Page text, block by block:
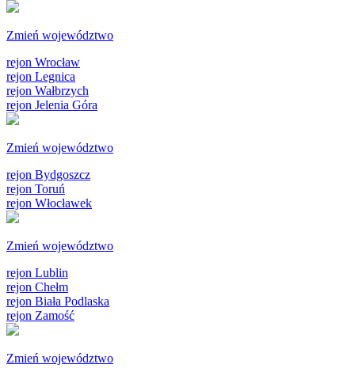
Zmień województwo
rejon Wrocław
rejon Legnica
rejon Wałbrzych
rejon Jelenia Góra
Zmień województwo
rejon Bydgoszcz
rejon Toruń
rejon Włocławek
Zmień województwo
rejon Lublin
rejon Chełm
rejon Biała Podlaska
rejon Zamość
Zmień województwo